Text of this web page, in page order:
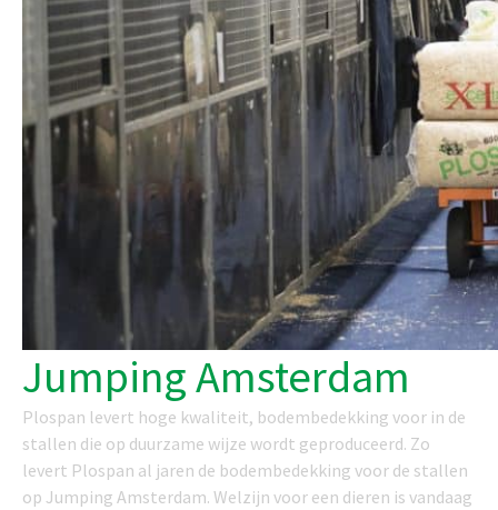
Jumping Amsterdam
Plospan levert hoge kwaliteit, bodembedekking voor in de
stallen die op duurzame wijze wordt geproduceerd. Zo
levert Plospan al jaren de bodembedekking voor de stallen
op Jumping Amsterdam. Welzijn voor een dieren is vandaag